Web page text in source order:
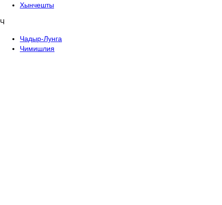
Хынчешты
Ч
Чадыр-Лунга
Чимишлия